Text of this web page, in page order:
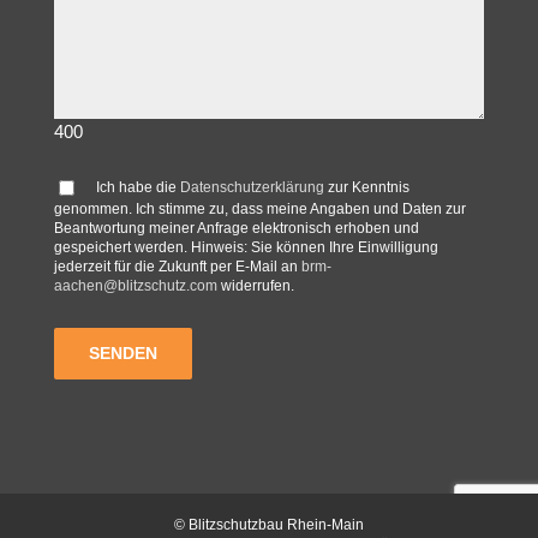
400
Ich habe die Datenschutzerklärung zur Kenntnis
genommen. Ich stimme zu, dass meine Angaben und Daten zur
Beantwortung meiner Anfrage elektronisch erhoben und
gespeichert werden. Hinweis: Sie können Ihre Einwilligung
jederzeit für die Zukunft per E-Mail an brm-
aachen@blitzschutz.com widerrufen.
© Blitzschutzbau Rhein-Main